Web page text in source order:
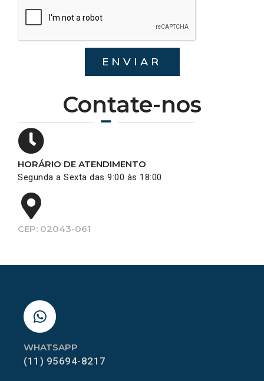
Contate-nos
HORÁRIO DE ATENDIMENTO
Segunda a Sexta das 9:00 às 18:00
CEP: 02043-061
ENVIAR
WHATSAPP
(11) 95694-8217